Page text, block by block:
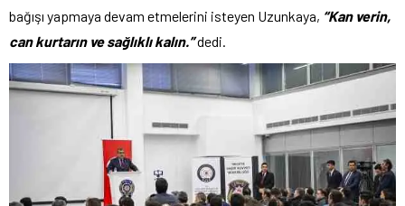
bağışı yapmaya devam etmelerini isteyen Uzunkaya, “Kan verin,
can kurtarın ve sağlıklı kalın.”dedi.